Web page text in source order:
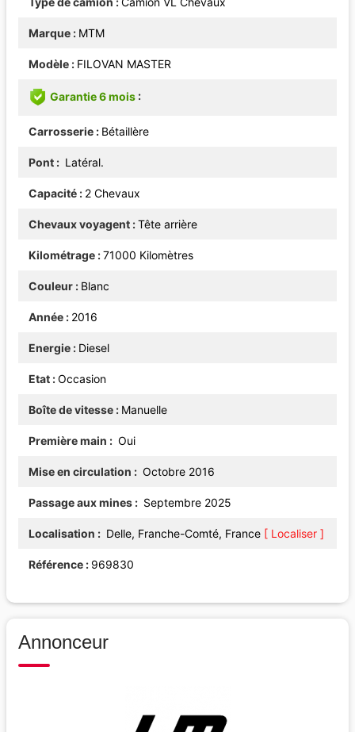
Marque MTM
Modèle FILOVAN MASTER
Garantie 6 mois
Carrosserie Bétaillère
Pont Latéral.
Capacité 2 Chevaux
Chevaux voyagent Tête arrière
Kilométrage 71000 Kilomètres
Couleur Blanc
Année 2016
Energie Diesel
Etat Occasion
Boîte de vitesse Manuelle
Première main Oui
Mise en circulation Octobre 2016
Passage aux mines Septembre 2025
Localisation Delle, Franche-Comté, France [ Localiser ]
Référence 969830
Annonceur